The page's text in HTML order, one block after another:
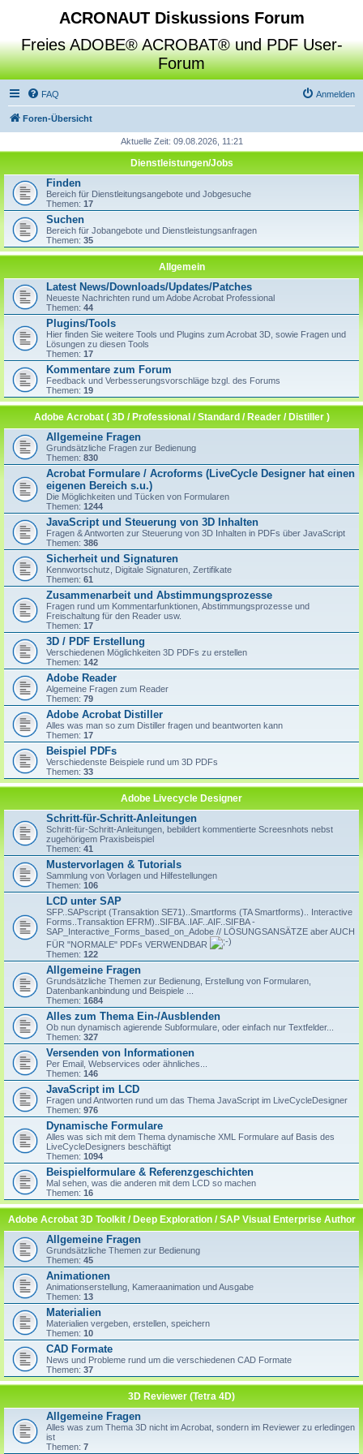
ACRONAUT Diskussions Forum
Freies ADOBE® ACROBAT® und PDF User-
Forum
FAQ Anmelden
Foren-Übersicht
Aktuelle Zeit: 09.08.2026, 11:21
Dienstleistungen/Jobs
Finden
Bereich für Dienstleitungsangebote und Jobgesuche
Themen: 17
Suchen
Bereich für Jobangebote und Dienstleistungsanfragen
Themen: 35
Allgemein
Latest News/Downloads/Updates/Patches
Neueste Nachrichten rund um Adobe Acrobat Professional
Themen: 44
Plugins/Tools
Hier finden Sie weitere Tools und Plugins zum Acrobat 3D, sowie Fragen und
Lösungen zu diesen Tools
Themen: 17
Kommentare zum Forum
Feedback und Verbesserungsvorschläge bzgl. des Forums
Themen: 19
Adobe Acrobat ( 3D / Professional / Standard / Reader / Distiller )
Allgemeine Fragen
Grundsätzliche Fragen zur Bedienung
Themen: 830
Acrobat Formulare / Acroforms (LiveCycle Designer hat einen
eigenen Bereich s.u.)
Die Möglichkeiten und Tücken von Formularen
Themen: 1244
JavaScript und Steuerung von 3D Inhalten
Fragen & Antworten zur Steuerung von 3D Inhalten in PDFs über JavaScript
Themen: 386
Sicherheit und Signaturen
Kennwortschutz, Digitale Signaturen, Zertifikate
Themen: 61
Zusammenarbeit und Abstimmungsprozesse
Fragen rund um Kommentarfunktionen, Abstimmungsprozesse und
Freischaltung für den Reader usw.
Themen: 17
3D / PDF Erstellung
Verschiedenen Möglichkeiten 3D PDFs zu erstellen
Themen: 142
Adobe Reader
Algemeine Fragen zum Reader
Themen: 79
Adobe Acrobat Distiller
Alles was man so zum Distiller fragen und beantworten kann
Themen: 17
Beispiel PDFs
Verschiedenste Beispiele rund um 3D PDFs
Themen: 33
Adobe Livecycle Designer
Schritt-für-Schritt-Anleitungen
Schritt-für-Schritt-Anleitungen, bebildert kommentierte Screesnhots nebst
zugehörigem Praxisbeispiel
Themen: 41
Mustervorlagen & Tutorials
Sammlung von Vorlagen und Hilfestellungen
Themen: 106
LCD unter SAP
SFP..SAPscript (Transaktion SE71)..Smartforms (TA Smartforms).. Interactive
Forms..Transaktion EFRM)..SIFBA..IAF..AIF..SIFBA -
SAP_Interactive_Forms_based_on_Adobe // LÖSUNGSANSÄTZE aber AUCH
FÜR "NORMALE" PDFs VERWENDBAR
Themen: 122
Allgemeine Fragen
Grundsätzliche Themen zur Bedienung, Erstellung von Formularen,
Datenbankanbindung und Beispiele ...
Themen: 1684
Alles zum Thema Ein-/Ausblenden
Ob nun dynamisch agierende Subformulare, oder einfach nur Textfelder...
Themen: 327
Versenden von Informationen
Per Email, Webservices oder ähnliches...
Themen: 146
JavaScript im LCD
Fragen und Antworten rund um das Thema JavaScript im LiveCycleDesigner
Themen: 976
Dynamische Formulare
Alles was sich mit dem Thema dynamische XML Formulare auf Basis des
LiveCycleDesigners beschäftigt
Themen: 1094
Beispielformulare & Referenzgeschichten
Mal sehen, was die anderen mit dem LCD so machen
Themen: 16
Adobe Acrobat 3D Toolkit / Deep Exploration / SAP Visual Enterprise Author
Allgemeine Fragen
Grundsätzliche Themen zur Bedienung
Themen: 45
Animationen
Animationserstellung, Kameraanimation und Ausgabe
Themen: 13
Materialien
Materialien vergeben, erstellen, speichern
Themen: 10
CAD Formate
News und Probleme rund um die verschiedenen CAD Formate
Themen: 37
3D Reviewer (Tetra 4D)
Allgemeine Fragen
Alles was zum Thema 3D nicht im Acrobat, sondern im Reviewer zu erledingen
ist
Themen: 7